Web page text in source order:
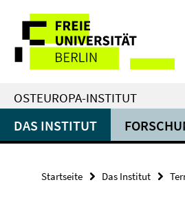
direkt
Inhalt
Service-
Navigation
OSTEUROPA-INSTITUT
DAS INSTITUT
Startseite Das Institut